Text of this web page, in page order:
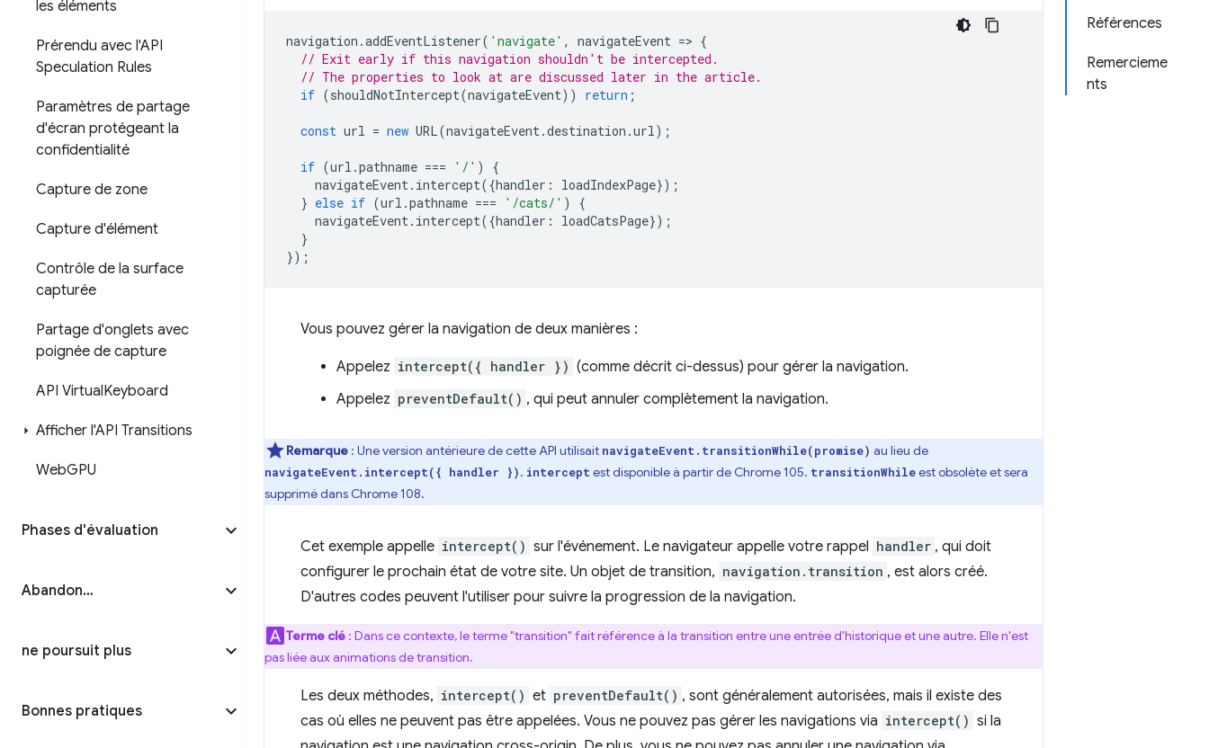
les éléments
Prérendu avec l'API
Speculation Rules
Paramètres de partage
d'écran protégeant la
confidentialité
Capture de zone
Capture d'élément
Contrôle de la surface
capturée
Partage d'onglets avec
poignée de capture
API VirtualKeyboard
Afficher l'API Transitions
WebGPU
Phases d'évaluation
Abandon…
ne poursuit plus
Bonnes pratiques
Références
Remercieme
nts
navigation .addEventListener( 'navigate' , navigateEvent => {
// Exit early if this navigation shouldn't be intercepted.
// The properties to look at are discussed later in the article.
if (shouldNotIntercept(navigateEvent)) return ;
const url = new URL(navigateEvent.destination .url);
if (url .pathname === '/' )
{
navigateEvent. intercept({handler : loadIndexPage});
} else if (url .pathname === '/cats/' )
{
navigateEvent. intercept({handler : loadCatsPage});
}
});
Vous pouvez gérer la navigation de deux manières :
Appelez intercept({ handler }) (comme décrit ci-dessus) pour gérer la navigation.
Appelez preventDefault() , qui peut annuler complètement la navigation.
Remarque : Une version antérieure de cette API utilisait navigateEvent.transitionWhile(promise) au lieu de
navigateEvent.intercept({ handler }). intercept est disponible à partir de Chrome 105. transitionWhileest obsolète et sera
supprimé dans Chrome 108.
Cet exemple appelle intercept() sur l'événement. Le navigateur appelle votre rappel handler , qui doit
configurer le prochain état de votre site. Un objet de transition, navigation.transition , est alors créé.
D'autres codes peuvent l'utiliser pour suivre la progression de la navigation.
Terme clé : Dans ce contexte, le terme "transition" fait référence à la transition entre une entrée d'historique et une autre. Elle n'est
pas liée aux animations de transition.
Les deux méthodes, intercept() et preventDefault() , sont généralement autorisées, mais il existe des
cas où elles ne peuvent pas être appelées. Vous ne pouvez pas gérer les navigations via intercept() si la